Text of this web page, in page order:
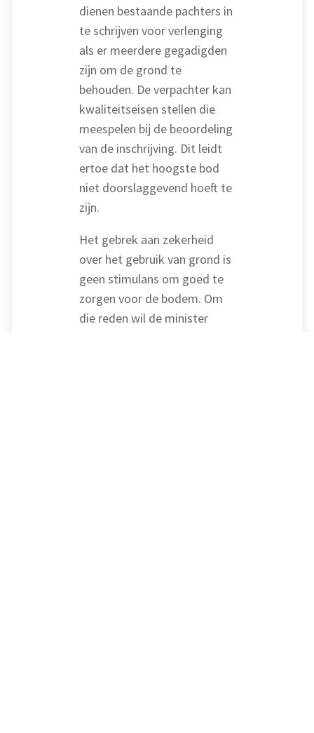
dienen bestaande pachters in
te schrijven voor verlenging
als er meerdere gegadigden
zijn om de grond te
behouden. De verpachter kan
kwaliteitseisen stellen die
meespelen bij de beoordeling
van de inschrijving. Dit leidt
ertoe dat het hoogste bod
niet doorslaggevend hoeft te
zijn.
Het gebrek aan zekerheid
over het gebruik van grond is
geen stimulans om goed te
zorgen voor de bodem. Om
die reden wil de minister